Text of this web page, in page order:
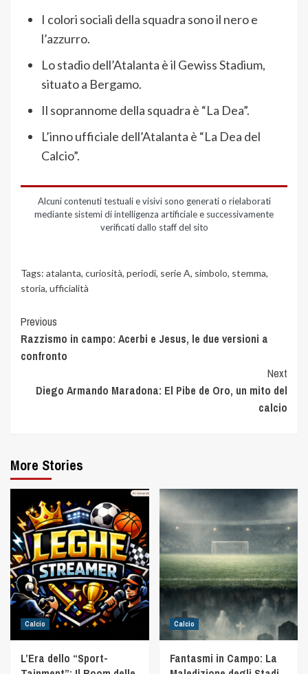
I colori sociali della squadra sono il nero e
l’azzurro.
Lo stadio dell’Atalanta è il Gewiss Stadium,
situato a Bergamo.
Il soprannome della squadra è “La Dea”.
L’inno ufficiale dell’Atalanta è “La Dea del
Calcio”.
Alcuni contenuti testuali e visivi sono generati o rielaborati
mediante sistemi di intelligenza artificiale e successivamente
verificati dallo staff del sito
Tags: atalanta, curiosità, periodi, serie A, simbolo, stemma,
storia, ufficialità
Previous
Razzismo in campo: Acerbi e Jesus, le due versioni a
confronto
Next
Diego Armando Maradona: El Pibe de Oro, un mito del
calcio
More Stories
Calcio
L’Era dello “Sport-
Calcio
Fantasmi in Campo: La